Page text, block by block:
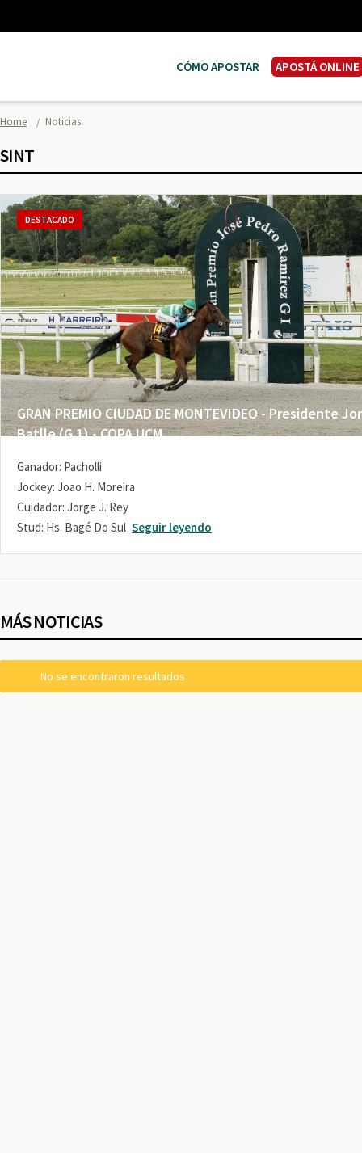
CÓMO APOSTAR APOSTÁ ONLINE
Home Noticias
SINT
GRAN PREMIO CIUDAD DE MONTEVIDEO - Presidente
Batlle (G 1) - COPA UCM
DESTACADO
Ganador: Pacholli
Jockey: Joao H. Moreira
Cuidador: Jorge J. Rey
Stud: Hs. Bagé Do Sul Seguir leyendo
MÁS NOTICIAS
No se encontraron resultados